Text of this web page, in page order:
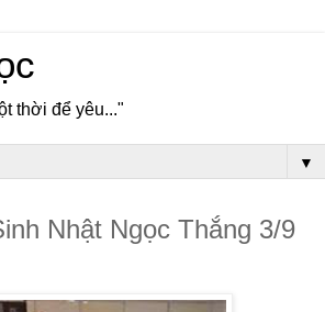
thời để yêu..."
▼
Nhật Ngọc Thắng 3/9